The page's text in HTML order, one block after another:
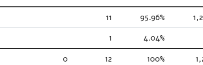
95.96%
11
4.04%
1
100%
12
0